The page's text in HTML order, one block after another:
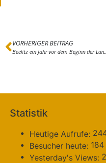
VORHERIGER BEITRAG
Beelitz ein Jahr vor dem Beginn der
Statistik
Heutige Aufrufe:
Besucher heute: 184
Yesterday's Views: